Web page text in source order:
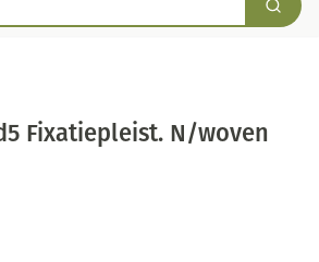
Zoek
Fixatiepleist. N/woven